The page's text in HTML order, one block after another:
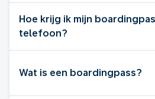
Hoe krijg ik mijn
telefoon?
Wat is een boardingpass?